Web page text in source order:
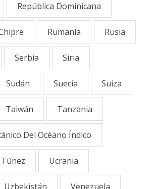
República Dominicana
Rumanía Rusia
Serbia Siria
Sudán Suecia Suiza
Taiwán Tanzania
Del Océano Índico
Túnez Ucrania
Uzbekistán Venezuela